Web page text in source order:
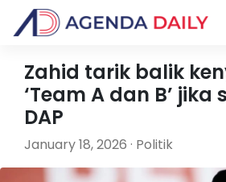
Zahid tarik balik
‘Team A dan B’
DAP
January 18, 2026 · Politik